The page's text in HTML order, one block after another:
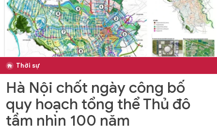
Thời sự
Hà Nội chốt ngày công bố
quy hoạch tổng thể Thủ đô
tầm nhìn 100 năm